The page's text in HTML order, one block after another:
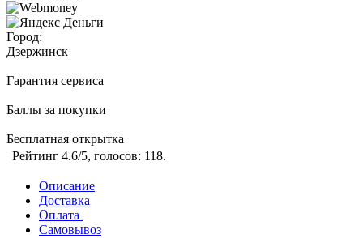
Город:
Дзержинск
Гарантия сервиса
Баллы за покупки
Бесплатная открытка
Рейтинг 4.6/5, голосов: 118.
Описание
Доставка
Оплата
Самовывоз